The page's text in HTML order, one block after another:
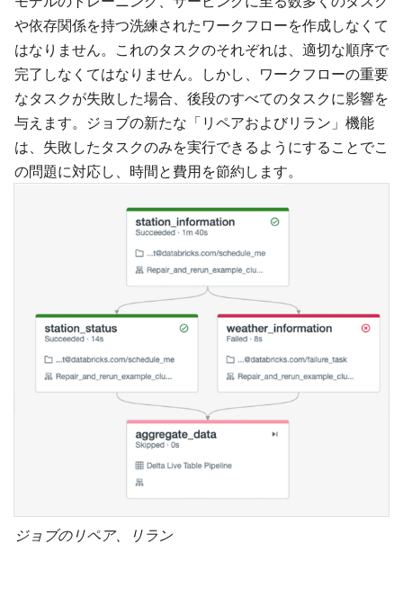
や依存関係を持つ洗練されたワークフローを作成しなくて
はなりません。これのタスクのそれぞれは、適切な順序で
完了しなくてはなりません。しかし、ワークフローの重要
なタスクが失敗した場合、後段のすべてのタスクに影響を
与えます。ジョブの新たな「リペアおよびリラン」機能
は、失敗したタスクのみを実行できるようにすることでこ
の問題に対応し、時間と費用を節約します。
ジョブのリペア、リラン